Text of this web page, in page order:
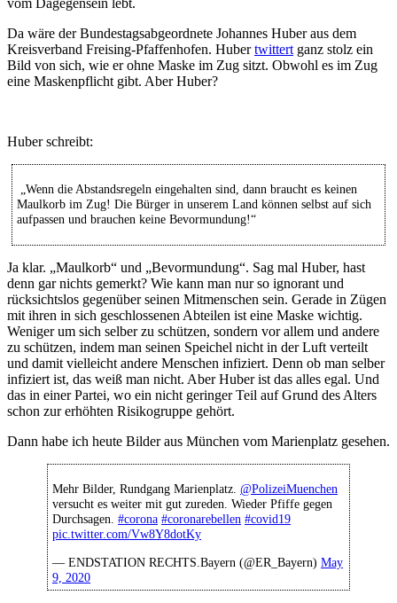
vom Dagegensein lebt.
Da wäre der Bundestagsabgeordnete Johannes Huber aus dem
Kreisverband Freising-Pfaffenhofen. Hubertwittert ganz stolz ein
Bild von sich, wie er ohne Maske im Zug sitzt. Obwohl es im Zug
eine Maskenpflicht gibt. Aber Huber?
Huber schreibt:
„Wenn die Abstandsregeln eingehalten sind, dann braucht es keinen
Maulkorb im Zug! Die Bürger in unserem Land können selbst auf sich
aufpassen und brauchen keine Bevormundung!“
Ja klar. „Maulkorb“ und „Bevormundung“. Sag mal Huber, hast
denn gar nichts gemerkt? Wie kann man nur so ignorant und
rücksichtslos gegenüber seinen Mitmenschen sein. Gerade in Zügen
mit ihren in sich geschlossenen Abteilen ist eine Maske wichtig.
Weniger um sich selber zu schützen, sondern vor allem und andere
zu schützen, indem man seinen Speichel nicht in der Luft verteilt
und damit vielleicht andere Menschen infiziert. Denn ob man selber
infiziert ist, das weiß man nicht. Aber Huber ist das alles egal. Und
das in einer Partei, wo ein nicht geringer Teil auf Grund des Alters
schon zur erhöhten Risikogruppe gehört.
Dann habe ich heute Bilder aus München vom Marienplatz gesehen.
Mehr Bilder, Rundgang Marienplatz. @PolizeiMuenchen
versucht es weiter mit gut zureden. Wieder Pfiffe gegen
Durchsagen. #corona #coronarebellen #covid19
pic.twitter.com/Vw8Y8dotKy
— ENDSTATION RECHTS.Bayern (@ER_Bayern) May
9, 2020